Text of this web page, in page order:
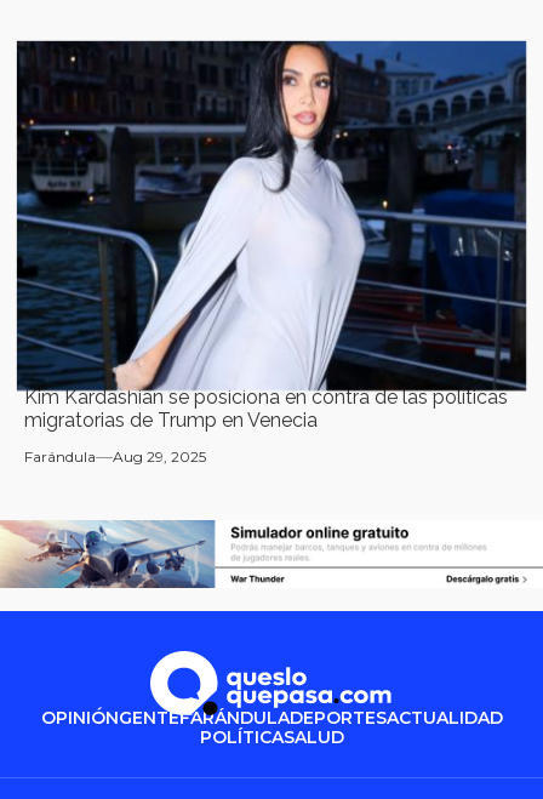
Kim Kardashian se posiciona en contra de las políticas
migratorias de Trump en Venecia
Farándula Aug 29, 2025
OPINIÓNGENTEFARÁNDULADEPORTESACTUALIDAD
POLÍTICASALUD